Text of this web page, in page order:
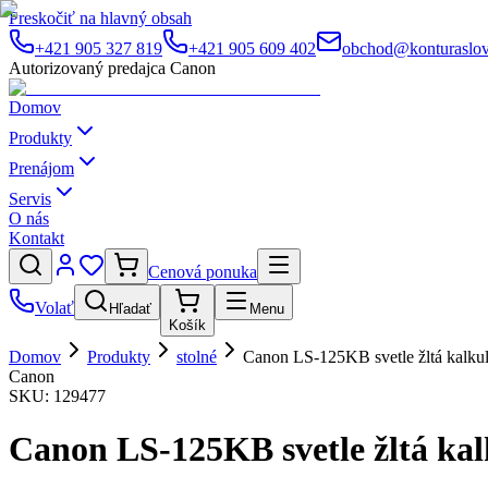
Preskočiť na hlavný obsah
+421 905 327 819
+421 905 609 402
Autorizovaný predajca Canon
Domov
Produkty
Prenájom
Servis
O nás
Kontakt
Cenová ponuka
Volať
Hľadať
Košík
Menu
Domov Produkty stolné
Canon LS-125KB svetle žltá
Canon
SKU: 129477
Canon LS-125KB svetle žltá